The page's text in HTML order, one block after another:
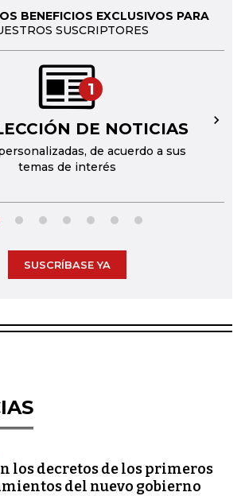
BENEFICIOS EXCLUSIVOS PARA
SUSCRIPTORES
1
DE NOTICIAS
de acuerdo a sus
temas de interés
→
SUSCRÍBASE YA
los decretos de los primeros
del nuevo gobierno